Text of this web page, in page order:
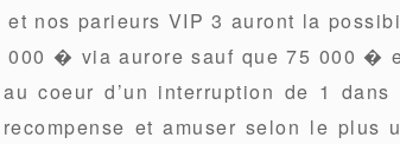
nos parieurs VIP 3 auront la
� via aurore sauf que 75 000 �
coeur d’un interruption de 1
et amuser selon le plus